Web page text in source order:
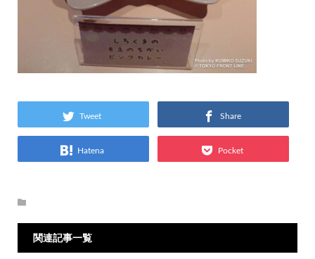
Tweet Share
Hatena Pocket
関連記事一覧